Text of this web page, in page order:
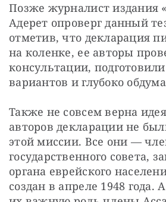
Позже журналист издания
Адерет опроверг данный
отметив, что декларация
на коленке, ее авторы
консультации,
вариантов и глубоко
Также не совсем верна
авторов декларации не
этой миссии. Все они —
государственного совета,
органа еврейского
создан в апреле 1948 года.